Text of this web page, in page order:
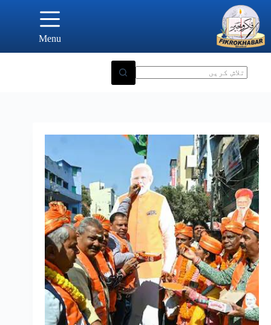
content
Menu